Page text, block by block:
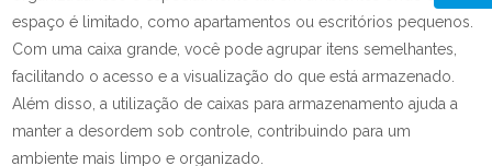
espaço é limitado, como apartamentos ou escritórios pequenos.
Com uma caixa grande, você pode agrupar itens semelhantes,
facilitando o acesso e a visualização do que está armazenado.
Além disso, a utilização de caixas para armazenamento ajuda a
manter a desordem sob controle, contribuindo para um
ambiente mais limpo e organizado.